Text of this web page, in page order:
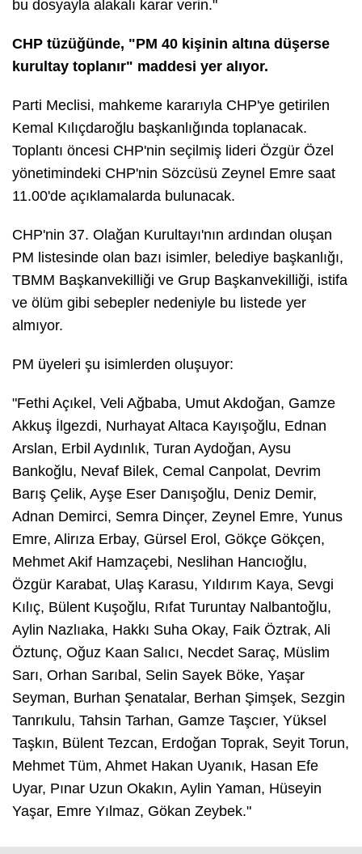
bu dosyayla alakalı karar verin."
CHP tüzüğünde, "PM 40 kişinin altına düşerse
kurultay toplanır" maddesi yer alıyor.
Parti Meclisi, mahkeme kararıyla CHP'ye getirilen
Kemal Kılıçdaroğlu başkanlığında toplanacak.
Toplantı öncesi CHP'nin seçilmiş lideri Özgür Özel
yönetimindeki CHP'nin Sözcüsü Zeynel Emre saat
11.00'de açıklamalarda bulunacak.
CHP'nin 37. Olağan Kurultayı'nın ardından oluşan
PM listesinde olan bazı isimler, belediye başkanlığı,
TBMM Başkanvekilliği ve Grup Başkanvekilliği, istifa
ve ölüm gibi sebepler nedeniyle bu listede yer
almıyor.
PM üyeleri şu isimlerden oluşuyor:
"Fethi Açıkel, Veli Ağbaba, Umut Akdoğan, Gamze
Akkuş İlgezdi, Nurhayat Altaca Kayışoğlu, Ednan
Arslan, Erbil Aydınlık, Turan Aydoğan, Aysu
Bankoğlu, Nevaf Bilek, Cemal Canpolat, Devrim
Barış Çelik, Ayşe Eser Danışoğlu, Deniz Demir,
Adnan Demirci, Semra Dinçer, Zeynel Emre, Yunus
Emre, Alirıza Erbay, Gürsel Erol, Gökçe Gökçen,
Mehmet Akif Hamzaçebi, Neslihan Hancıoğlu,
Özgür Karabat, Ulaş Karasu, Yıldırım Kaya, Sevgi
Kılıç, Bülent Kuşoğlu, Rıfat Turuntay Nalbantoğlu,
Aylin Nazlıaka, Hakkı Suha Okay, Faik Öztrak, Ali
Öztunç, Oğuz Kaan Salıcı, Necdet Saraç, Müslim
Sarı, Orhan Sarıbal, Selin Sayek Böke, Yaşar
Seyman, Burhan Şenatalar, Berhan Şimşek, Sezgin
Tanrıkulu, Tahsin Tarhan, Gamze Taşcıer, Yüksel
Taşkın, Bülent Tezcan, Erdoğan Toprak, Seyit Torun,
Mehmet Tüm, Ahmet Hakan Uyanık, Hasan Efe
Uyar, Pınar Uzun Okakın, Aylin Yaman, Hüseyin
Yaşar, Emre Yılmaz, Gökan Zeybek."